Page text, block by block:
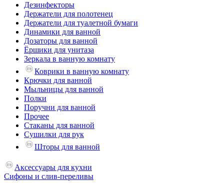
Дезинфекторы
Держатели для полотенец
Держатели для туалетной бумаги
Динамики для ванной
Дозаторы для ванной
Ёршики для унитаза
Зеркала в ванную комнату
Коврики в ванную комнату
Крючки для ванной
Мыльницы для ванной
Полки
Поручни для ванной
Прочее
Стаканы для ванной
Сушилки для рук
Шторы для ванной
Аксессуары для кухни
Сифоны и слив-переливы